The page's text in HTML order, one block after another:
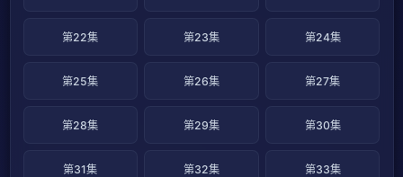
第22集 第23集 第24集
第25集 第26集 第27集
第28集 第29集 第30集
第31集 第32集 第33集